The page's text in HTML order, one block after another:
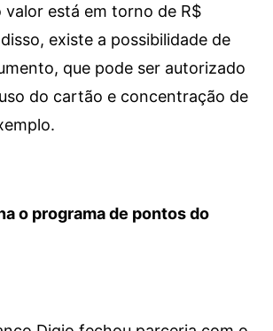
valor está em torno de R$
existe a possibilidade de
que pode ser autorizado
do cartão e concentração de
o programa de pontos do